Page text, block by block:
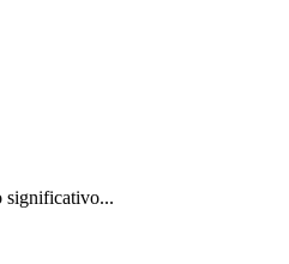
significativo...